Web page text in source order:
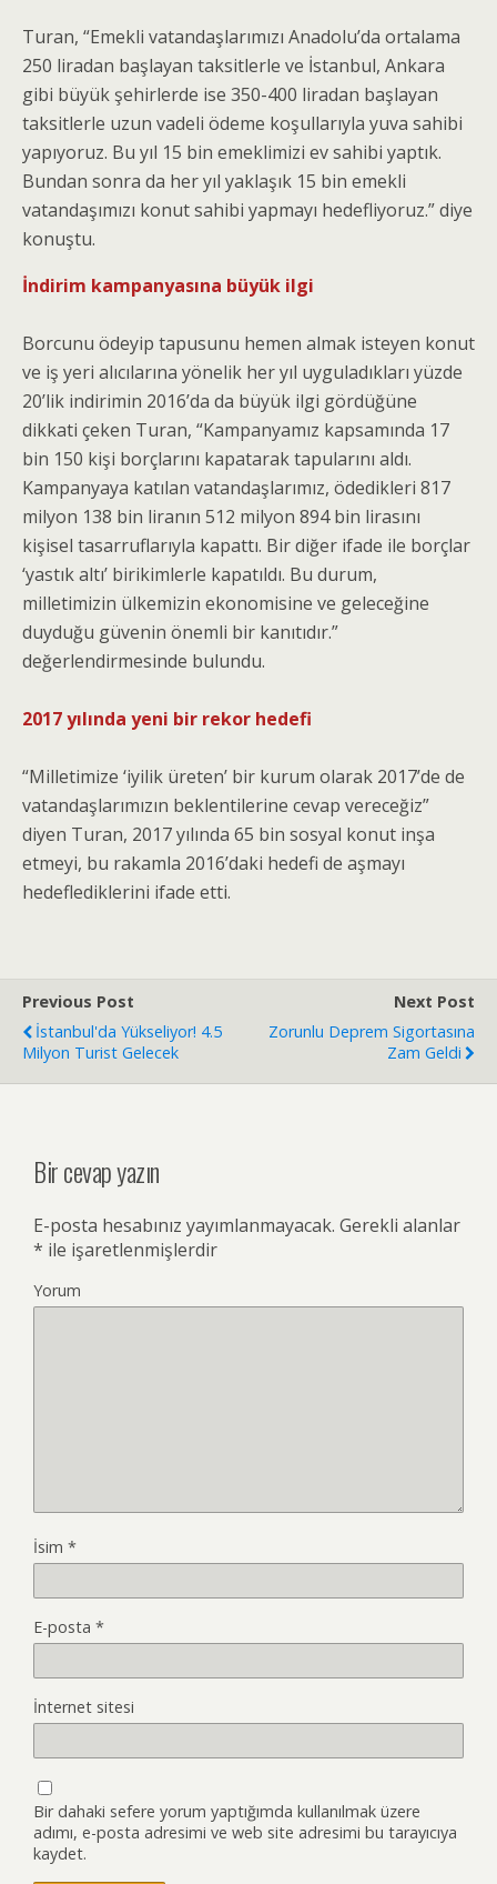
Turan, “Emekli vatandaşlarımızı Anadolu’da ortalama
250 liradan başlayan taksitlerle ve İstanbul, Ankara
gibi büyük şehirlerde ise 350-400 liradan başlayan
taksitlerle uzun vadeli ödeme koşullarıyla yuva sahibi
yapıyoruz. Bu yıl 15 bin emeklimizi ev sahibi yaptık.
Bundan sonra da her yıl yaklaşık 15 bin emekli
vatandaşımızı konut sahibi yapmayı hedefliyoruz.” diye
konuştu.
İndirim kampanyasına büyük ilgi
Borcunu ödeyip tapusunu hemen almak isteyen konut
ve iş yeri alıcılarına yönelik her yıl uyguladıkları yüzde
20’lik indirimin 2016’da da büyük ilgi gördüğüne
dikkati çeken Turan, “Kampanyamız kapsamında 17
bin 150 kişi borçlarını kapatarak tapularını aldı.
Kampanyaya katılan vatandaşlarımız, ödedikleri 817
milyon 138 bin liranın 512 milyon 894 bin lirasını
kişisel tasarruflarıyla kapattı. Bir diğer ifade ile borçlar
‘yastık altı’ birikimlerle kapatıldı. Bu durum,
milletimizin ülkemizin ekonomisine ve geleceğine
duyduğu güvenin önemli bir kanıtıdır.”
değerlendirmesinde bulundu.
2017 yılında yeni bir rekor hedefi
“Milletimize ‘iyilik üreten’ bir kurum olarak 2017’de de
vatandaşlarımızın beklentilerine cevap vereceğiz”
diyen Turan, 2017 yılında 65 bin sosyal konut inşa
etmeyi, bu rakamla 2016’daki hedefi de aşmayı
hedeflediklerini ifade etti.
Previous Post
İstanbul'da Yükseliyor! 4.5
Milyon Turist Gelecek
Next Post
Zorunlu Deprem Sigortasına
Zam Geldi
Bir cevap yazın
E-posta hesabınız yayımlanmayacak. Gerekli alanlar
* ile işaretlenmişlerdir
Yorum
İsim *
E-posta *
İnternet sitesi
Bir dahaki sefere yorum yaptığımda kullanılmak üzere
adımı, e-posta adresimi ve web site adresimi bu tarayıcıya
kaydet.